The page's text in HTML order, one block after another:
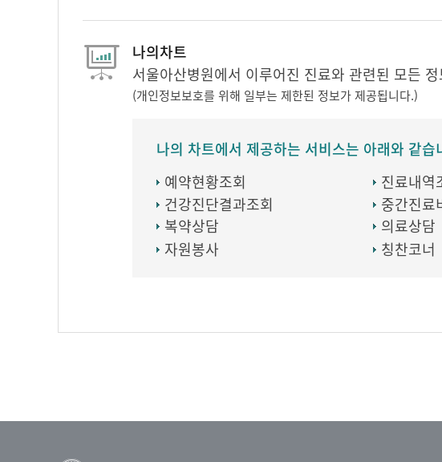
나의차트
서울아산병원에서 이루어진 진료와 관련된 모든
(개인정보보호를 위해 일부는 제한된 정보가 제공됩니다.)
나의 차트에서 제공하는 서비스는 아래와 같습
예약현황조회
건강진단결과조회
복약상담
자원봉사
진료내역
중간진료
의료상담
칭찬코너